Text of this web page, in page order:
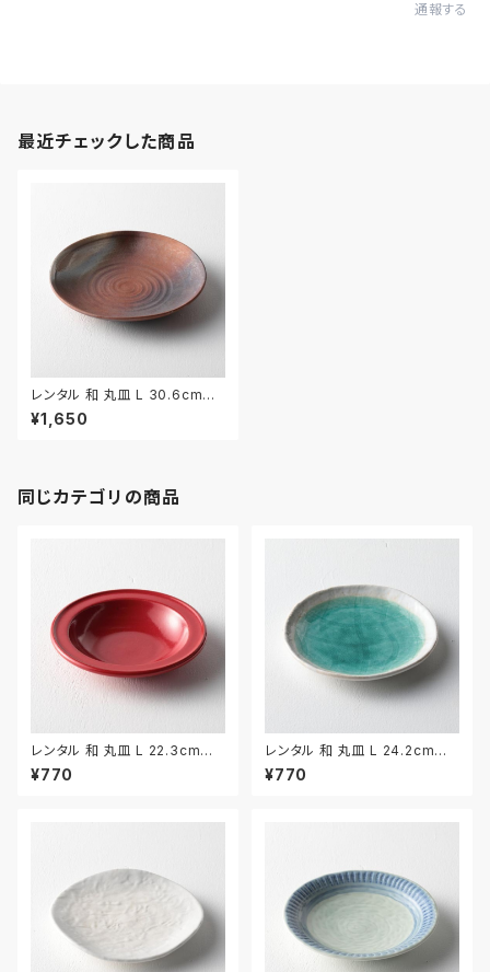
通報する
最近チェックした商品
レンタル 和 丸皿 L 30.6cm｜
WML003
¥1,650
同じカテゴリの商品
レンタル 和 丸皿 L 22.3cm｜
WML028
¥770
レンタル 和 丸皿 L 24.2cm｜
WML030
¥770